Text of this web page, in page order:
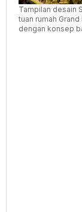
Tampilan desain
tuan rumah
dengan konsep